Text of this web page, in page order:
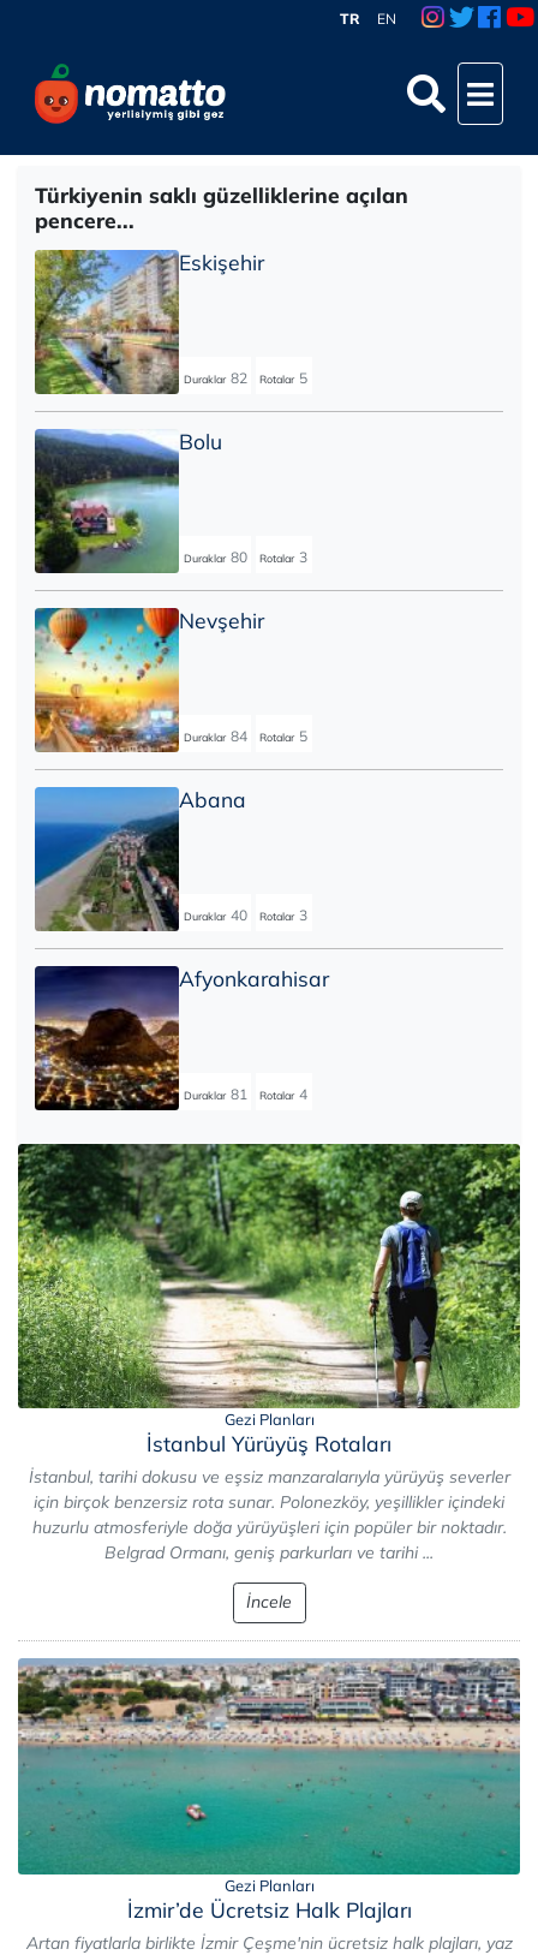
TR EN
Türkiyenin saklı güzelliklerine açılan
pencere...
Eskişehir
Duraklar 82 Rotalar 5
Bolu
Duraklar 80 Rotalar 3
Nevşehir
Duraklar 84 Rotalar 5
Abana
Duraklar 40 Rotalar 3
Afyonkarahisar
Duraklar 81 Rotalar 4
Gezi Planları
İstanbul Yürüyüş Rotaları
İstanbul, tarihi dokusu ve eşsiz manzaralarıyla yürüyüş severler
için birçok benzersiz rota sunar. Polonezköy, yeşillikler içindeki
huzurlu atmosferiyle doğa yürüyüşleri için popüler bir noktadır.
Belgrad Ormanı, geniş parkurları ve tarihi ...
İncele
Gezi Planları
İzmir’de Ücretsiz Halk Plajları
Artan fiyatlarla birlikte İzmir Çeşme'nin ücretsiz halk plajları, yaz